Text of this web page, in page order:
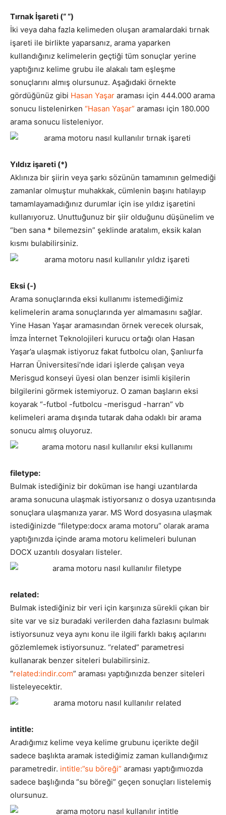
Tırnak İşareti (“ “)
İki veya daha fazla kelimeden oluşan aramalardaki tırnak
işareti ile birlikte yaparsanız, arama yaparken
kullandığınız kelimelerin geçtiği tüm sonuçlar yerine
yaptığınız kelime grubu ile alakalı tam eşleşme
sonuçlarını almış olursunuz. Aşağıdaki örnekte
gördüğünüz gibi Hasan Yaşar araması için 444.000 arama
sonucu listelenirken “Hasan Yaşar” araması için 180.000
arama sonucu listeleniyor.
Yıldız işareti (*)
Aklınıza bir şiirin veya şarkı sözünün tamamının gelmediği
zamanlar olmuştur muhakkak, cümlenin başını hatılayıp
tamamlayamadığınız durumlar için ise yıldız işaretini
kullanıyoruz. Unuttuğunuz bir şiir olduğunu düşünelim ve
“ben sana * bilemezsin” şeklinde aratalım, eksik kalan
kısmı bulabilirsiniz.
Eksi (-)
Arama sonuçlarında eksi kullanımı istemediğimiz
kelimelerin arama sonuçlarında yer almamasını sağlar.
Yine Hasan Yaşar aramasından örnek verecek olursak,
İmza İnternet Teknolojileri kurucu ortağı olan Hasan
Yaşar’a ulaşmak istiyoruz fakat futbolcu olan, Şanlıurfa
Harran Üniversitesi’nde idari işlerde çalışan veya
Merisgud konseyi üyesi olan benzer isimli kişilerin
bilgilerini görmek istemiyoruz. O zaman başların eksi
koyarak “-futbol -futbolcu -merisgud -harran” vb
kelimeleri arama dışında tutarak daha odaklı bir arama
sonucu almış oluyoruz.
filetype:
Bulmak istediğiniz bir doküman ise hangi uzantılarda
arama sonucuna ulaşmak istiyorsanız o dosya uzantısında
sonuçlara ulaşmanıza yarar. MS Word dosyasına ulaşmak
istediğinizde “filetype:docx arama motoru” olarak arama
yaptığınızda içinde arama motoru kelimeleri bulunan
DOCX uzantılı dosyaları listeler.
related:
Bulmak istediğiniz bir veri için karşınıza sürekli çıkan bir
site var ve siz buradaki verilerden daha fazlasını bulmak
istiyorsunuz veya aynı konu ile ilgili farklı bakış açılarını
gözlemlemek istiyorsunuz. “related” parametresi
kullanarak benzer siteleri bulabilirsiniz.
“related:indir.com” araması yaptığınızda benzer siteleri
listeleyecektir.
intitle:
Aradığımız kelime veya kelime grubunu içerikte değil
sadece başlıkta aramak istediğimiz zaman kullandığımız
parametredir. intitle:”su böreği” araması yaptığımıozda
sadece başlığında “su böreği” geçen sonuçları listelemiş
olursunuz.